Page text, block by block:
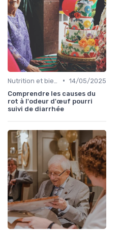
• 14/05/2025
Comprendre les causes du
rot à l'odeur d'œuf pourri
suivi de diarrhée